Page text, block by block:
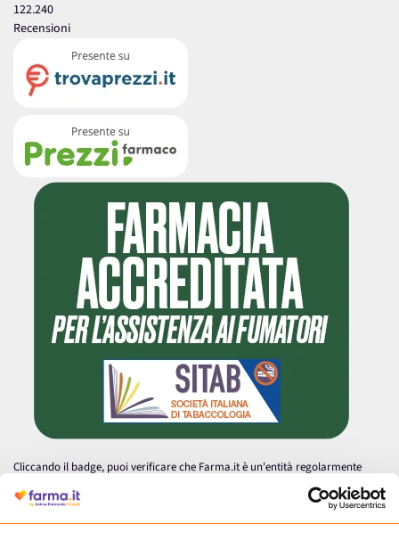
122.240
Recensioni
Cliccando il badge, puoi verificare che Farma.it è un'entità regolarmente
autorizzata dal Ministero della Salute a effettuare la vendita online di
medicinali.